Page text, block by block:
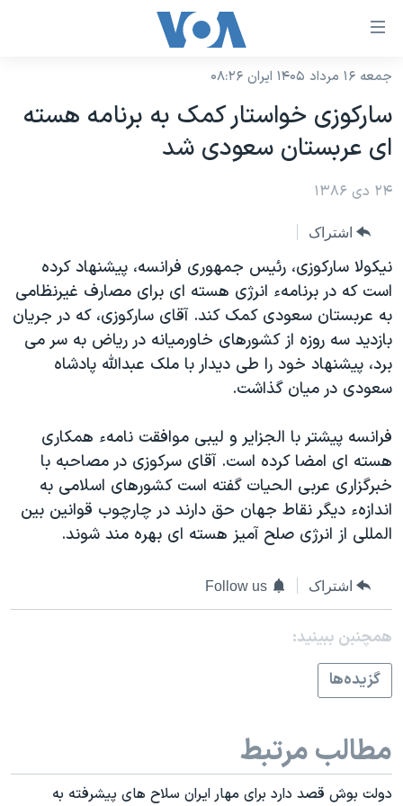
لینکهای
دسترسی
جهش
به
محتوای
اصلی
صفحه
اصلی
جهش
به
جستجو
نسخه سبک وب‌سایت
موضوع ها
ایران
آمریکا
جهان
ورزشی
گزیده‌ها
ویژه برنامه‌ها
ویدیوها
حقوق شهروندی
اقتصادی
علم و فناوری
گالری عکس
آرشیو پخش زنده
برنامه های تلویزیونی
جدول برنامه ها
صفحه‌های ویژه
جام جهانی ۲۰۲۶
عملیات خشم حماسی
بایگانی برنامه‌های تلویزیونی
انتخابات ریاست جمهوری آمریکا ۲۰۲۴
حمله جمهوری اسلامی به اسرائیل
رمز مهسا
ورزش زنان در ایران
اعتراضات زن، زندگی، آزادی
مجموعه مستندهای دادخواهی
تریبونال مردمی آبان ۹۸
دادگاه حمید نوری
قانون شفافیت دارائی کادر رهبری ایران
اعتراضات مردمی آبان ۹۸
فرکانس‌های صدای آمریکا
پخش رادیویی
یادگیری زبان انگلیسی
زبانهای مختلف
جمعه ۱۶ مرداد ۱۴۰۵ ایران ۰۸:۲۶
سارکوزی خواستار کمک به برنامه هسته
ای عربستان سعودی شد
۲۴ دی ۱۳۸۶
اشتراک
نيکولا سارکوزی، رئيس جمهوری فرانسه، پيشنهاد کرده
است که در برنامهء انرژی هسته ای برای مصارف غيرنظامی
به عربستان سعودی کمک کند. آقای سارکوزی، که در جريان
بازديد سه روزه از کشورهای خاورميانه در رياض به سر می
برد، پيشنهاد خود را طی ديدار با ملک عبدالله پادشاه
سعودی در ميان گذاشت.
فرانسه پيشتر با الجزاير و ليبی موافقت نامهء همکاری
هسته ای امضا کرده است. آقای سرکوزی در مصاحبه با
خبرگزاری عربی الحيات گفته است کشورهای اسلامی به
اندازهء ديگر نقاط جهان حق دارند در چارچوب قوانين بين
المللی از انرژی صلح آميز هسته ای بهره مند شوند.
اشتراک Follow us
همچنبن ببینید:
گزيده‌ها
مطالب مرتبط
دولت بوش قصد دارد برای مهار ايران سلاح های پيشرفته به